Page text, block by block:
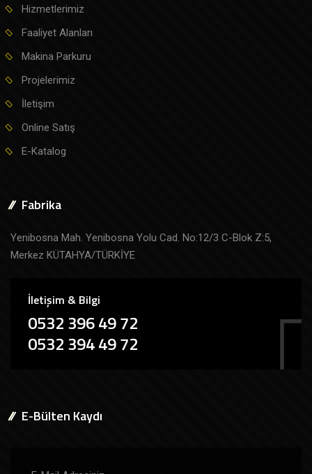
Hizmetlerimiz
Faaliyet Alanları
Makina Parkuru
Projelerimiz
İletişim
Online Satış
E-Katalog
Fabrika
Yenibosna Mah. Yenibosna Yolu Cad. No:12/3 C-Blok Z:5,
Merkez KÜTAHYA/TÜRKİYE
İletişim & Bilgi
0532 396 49 72
0532 394 49 72
E-Bülten Kaydı